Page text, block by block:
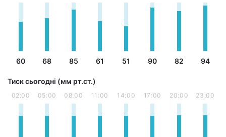
60 68 85 61 51 90 82 94
Тиск сьогодні (мм рт.ст.)
02:00 05:00 08:00 11:00 14:00 17:00 20:00 23:00